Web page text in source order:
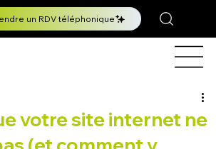
un RDV téléphonique
votre site internet ne